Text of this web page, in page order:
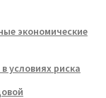
экономические
условиях риска